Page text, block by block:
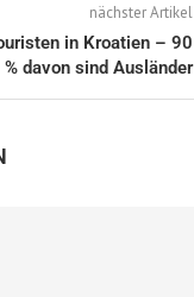
nächster Artikel
in Kroatien – 90
% davon sind Ausländer